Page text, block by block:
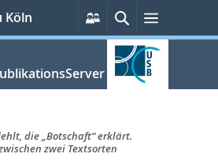
Köln
Persönliche
Services
SucheMenü
die „Botschaft“ erklärt.
zwei Textsorten